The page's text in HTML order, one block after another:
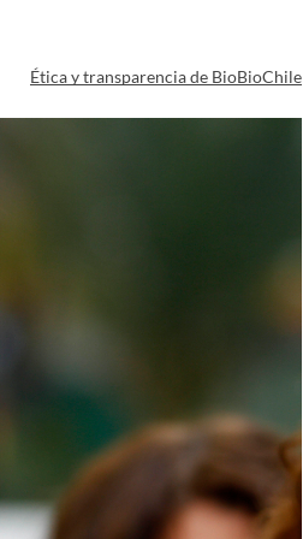
Ética y transparencia de BioBioChile